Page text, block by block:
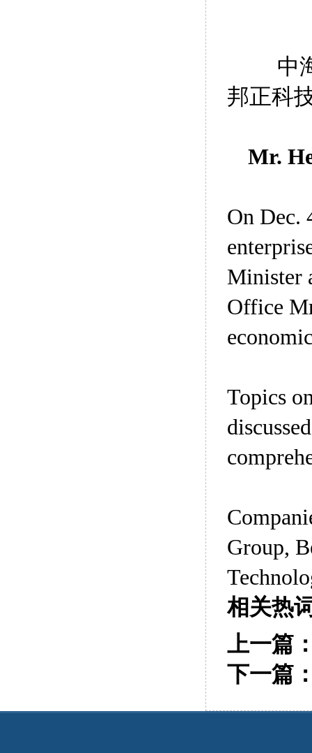
中
邦正科
Mr.
On Dec.
Minister
Office
Topics
Group,
相关热
上一篇
下一篇